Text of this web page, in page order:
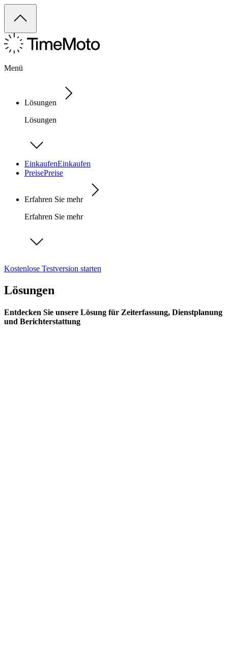
Menü
Lösungen
Lösungen
EinkaufenEinkaufen
PreisePreise
Erfahren Sie mehr
Erfahren Sie mehr
Kostenlose Testversion starten
Lösungen
Entdecken Sie unsere Lösung für Zeiterfassung, Dienstplanung
und Berichterstattung